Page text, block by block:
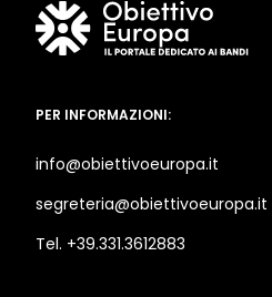
PER INFORMAZIONI:
info@obiettivoeuropa.it
segreteria@obiettivoeuropa.it
Tel. +39.331.3612883